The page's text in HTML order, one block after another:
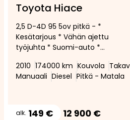
Toyota Hiace
2,5 D-4D 95 5ov pitkä - *
Kesätarjous * Vähän ajettu
työjuhta * Suomi-auto *
Läpijuostava *
Penkinlämmittimet * Ilmastointi
2010 174000 km Kouvola
Manuaali Diesel Pitkä - Matala
alk. 149 € 12 900 €